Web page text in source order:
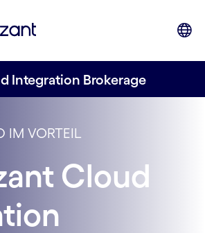
Integration Brokerage
IM VORTEIL
Cloud